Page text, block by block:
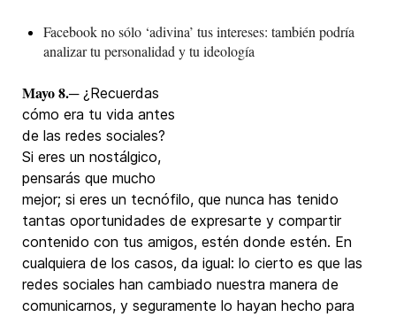
Facebook no sólo ‘adivina’ tus intereses: también podría
analizar tu personalidad y tu ideología
Mayo 8.─ ¿Recuerdas
cómo era tu vida antes
de las redes sociales?
Si eres un nostálgico,
pensarás que mucho
mejor; si eres un tecnófilo, que nunca has tenido
tantas oportunidades de expresarte y compartir
contenido con tus amigos, estén donde estén. En
cualquiera de los casos, da igual: lo cierto es que las
redes sociales han cambiado nuestra manera de
comunicarnos, y seguramente lo hayan hecho para